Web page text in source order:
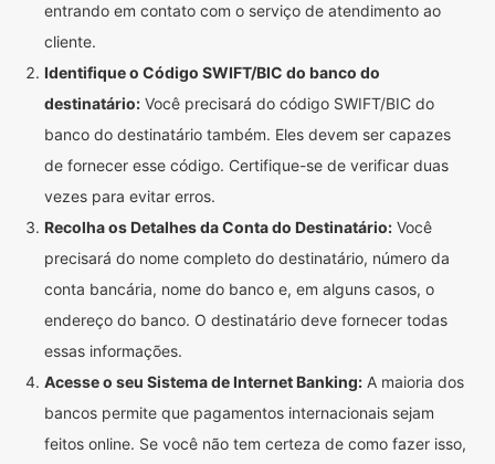
entrando em contato com o serviço de atendimento ao
cliente.
Identifique o Código SWIFT/BIC do banco do
destinatário: Você precisará do código SWIFT/BIC do
banco do destinatário também. Eles devem ser capazes
de fornecer esse código. Certifique-se de verificar duas
vezes para evitar erros.
Recolha os Detalhes da Conta do Destinatário: Você
precisará do nome completo do destinatário, número da
conta bancária, nome do banco e, em alguns casos, o
endereço do banco. O destinatário deve fornecer todas
essas informações.
Acesse o seu Sistema de Internet Banking: A maioria dos
bancos permite que pagamentos internacionais sejam
feitos online. Se você não tem certeza de como fazer isso,